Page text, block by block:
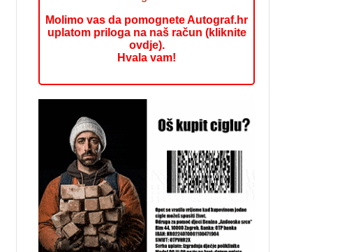
Molimo vas da pomognete Autograf.hr
uplatom priloga na naš račun (kliknite
ovdje).
Hvala vam!